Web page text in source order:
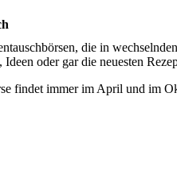
die in
Ideen oder gar die neuesten
findet immer im April und im